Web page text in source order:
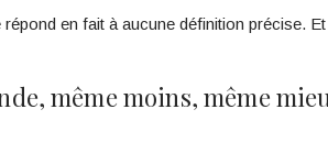
en fait à aucune définition précise.
même moins, même